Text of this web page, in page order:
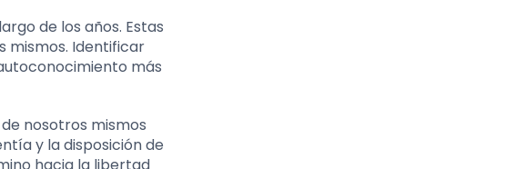
de los años. Estas
mismos. Identificar
más
nosotros mismos
y la disposición de